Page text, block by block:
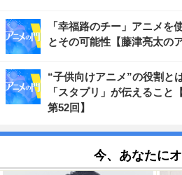
「幸福路のチー」アニメを
とその可能性【藤津亮太の
“子供向けアニメ”の役割と
「スタプリ」が伝えること
第52回】
今、あなたに